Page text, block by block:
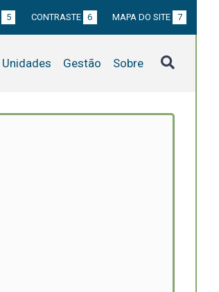
5 CONTRASTE 6 MAPA DO SITE 7
Unidades Gestão Sobre